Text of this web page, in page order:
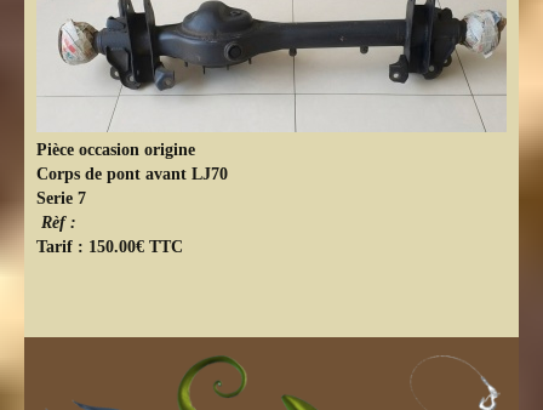
Pièce occasion origine
Corps de pont avant LJ70
Serie 7
Rèf :
Tarif : 150.00€ TTC